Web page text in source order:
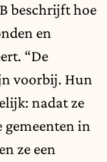
beschrijft hoe
en
“De
voorbij. Hun
nadat ze
gemeenten in
ze een